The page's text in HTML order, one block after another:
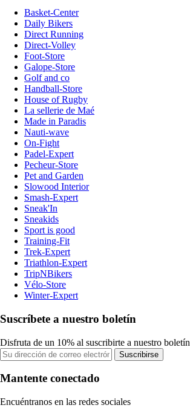
Basket-Center
Daily Bikers
Direct Running
Direct-Volley
Foot-Store
Galope-Store
Golf and co
Handball-Store
House of Rugby
La sellerie de Maé
Made in Paradis
Nauti-wave
On-Fight
Padel-Expert
Pecheur-Store
Pet and Garden
Slowood Interior
Smash-Expert
Sneak'In
Sneakids
Sport is good
Training-Fit
Trek-Expert
Triathlon-Expert
TripNBikers
Vélo-Store
Winter-Expert
Suscríbete a nuestro boletín
Disfruta de un 10% al suscribirte a nuestro boletín
Suscribirse
Mantente conectado
Encuéntranos en las redes sociales